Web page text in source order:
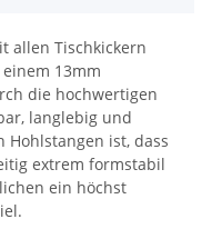
allen Tischkickern
13mm
die hochwertigen
langlebig und
Hohlstangen ist, dass
extrem formstabil
ein höchst